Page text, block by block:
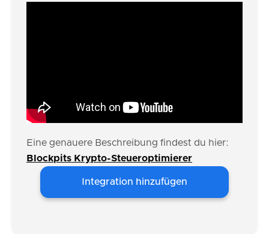
Eine genauere Beschreibung findest du hier:
Blockpits Krypto-Steueroptimierer
Integration hinzufügen